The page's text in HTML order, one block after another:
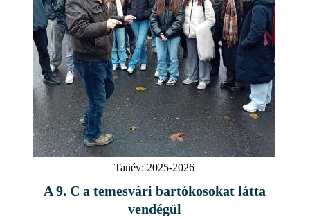
Tanév: 2025-2026
A 9. C a temesvári bartókosokat látta
vendégül